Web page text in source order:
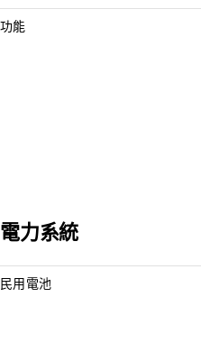
功能
電力系統
民用電池